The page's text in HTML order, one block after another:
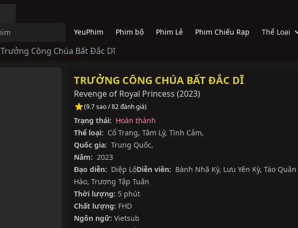
YeuPhim Phim bộ Phim Lẻ Phim Chiếu Rạp Thể Loại
Trưởng Công Chúa Bất Đắc Dĩ
TRƯỞNG CÔNG CHÚA BẤT ĐẮC DĨ
Revenge of Royal Princess (2023)
(9.7 sao / 82 đánh giá)
Trạng thái: Hoàn thành
Thể loại: Cổ Trang, Tâm Lý, Tình Cảm,
Quốc gia: Trung Quốc,
Năm: 2023
Đạo diễn: Diệp LộDiễn viên: Bành Nhã Kỳ, Lưu Yên Kỳ, Tào Quân
Hào, Trương Tập Tuấn
Thời lượng: 5 phút
Chất lượng: FHD
Ngôn ngữ: Vietsub